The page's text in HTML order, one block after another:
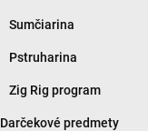
Sumčiarina
Pstruharina
Zig Rig program
Darčekové predmety